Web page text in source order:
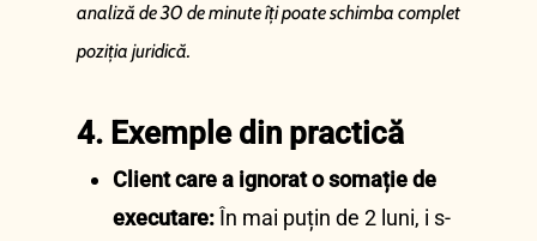
analiză de 30 de minute îți poate schimba complet
poziția juridică.
4. Exemple din practică
Client care a ignorat o somație de
executare: În mai puțin de 2 luni, i s-